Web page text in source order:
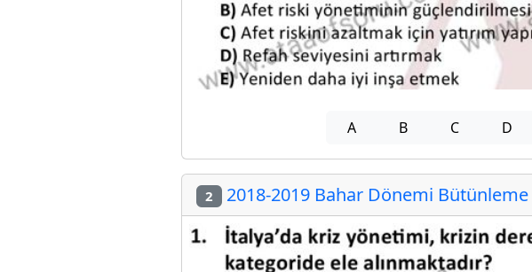
A B C D
2 2018-2019 Bahar Dönemi Bütünleme